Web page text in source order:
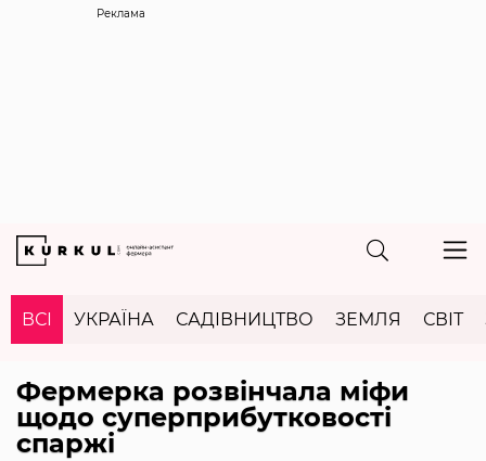
Реклама
ВСІ УКРАЇНА САДІВНИЦТВО ЗЕМЛЯ СВІТ
Фермерка розвінчала міфи
щодо суперприбутковості
спаржі